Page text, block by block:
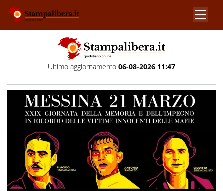
Ultimo aggiornamento 06-08-2026 11:47